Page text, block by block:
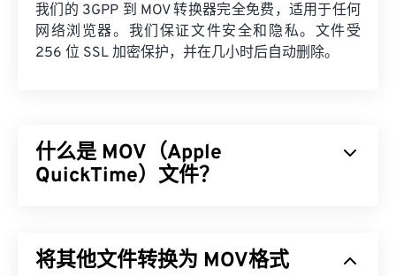
我们的 3GPP 到 MOV 转换器完全免费，适用于任何
网络浏览器。我们保证文件安全和隐私。文件受
256 位 SSL 加密保护，并在几小时后自动删除。
什么是 MOV（Apple
QuickTime）文件？
媒体文件保存到用户设备而闻名。其显著特点之一是
将其他文件转换为 MOV格式